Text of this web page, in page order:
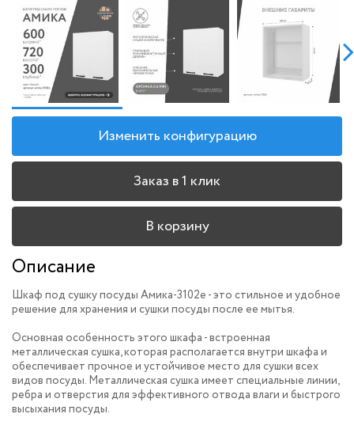
Изменить конфигурацию
Заказ в 1 клик
В корзину
Описание
Шкаф под сушку посуды Амика-3102e - это стильное и удобное
решение для хранения и сушки посуды после ее мытья.
Основная особенность этого шкафа - встроенная
металлическая сушка, которая располагается внутри шкафа и
обеспечивает прочное и устойчивое место для сушки всех
видов посуды. Металлическая сушка имеет специальные линии,
ребра и отверстия для эффективного отвода влаги и быстрого
высыхания посуды.